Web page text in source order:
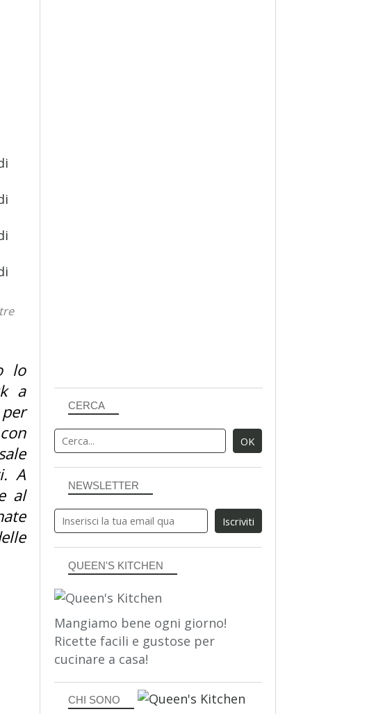
lo
a
A
al
NEWSLETTER
CERCA
QUEEN'S KITCHEN
Mangiamo bene ogni giorno!
Ricette facili e gustose per
cucinare a casa!
CHI SONO